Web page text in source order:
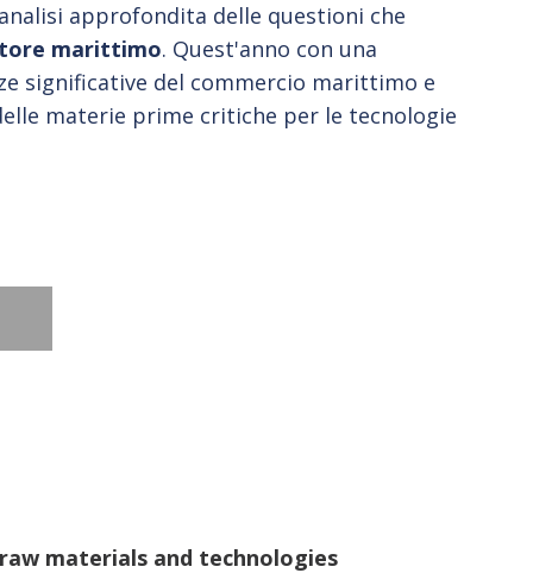
approfondita delle questioni che
marittimo. Quest'anno con una
significative del commercio marittimo e
materie prime critiche per le tecnologie
materials and technologies